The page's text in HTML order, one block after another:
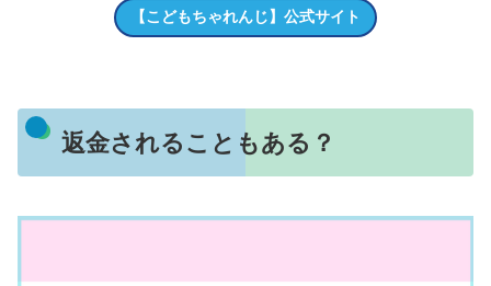
【こどもちゃれんじ】公式サイト
返金されることもある？